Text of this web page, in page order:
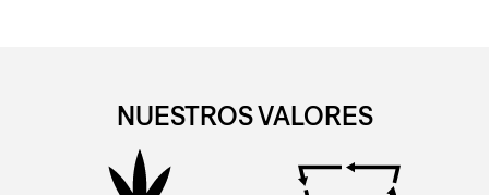
NUESTROS VALORES